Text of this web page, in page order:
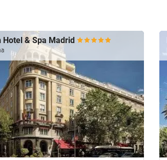
Hotel & Spa Madrid